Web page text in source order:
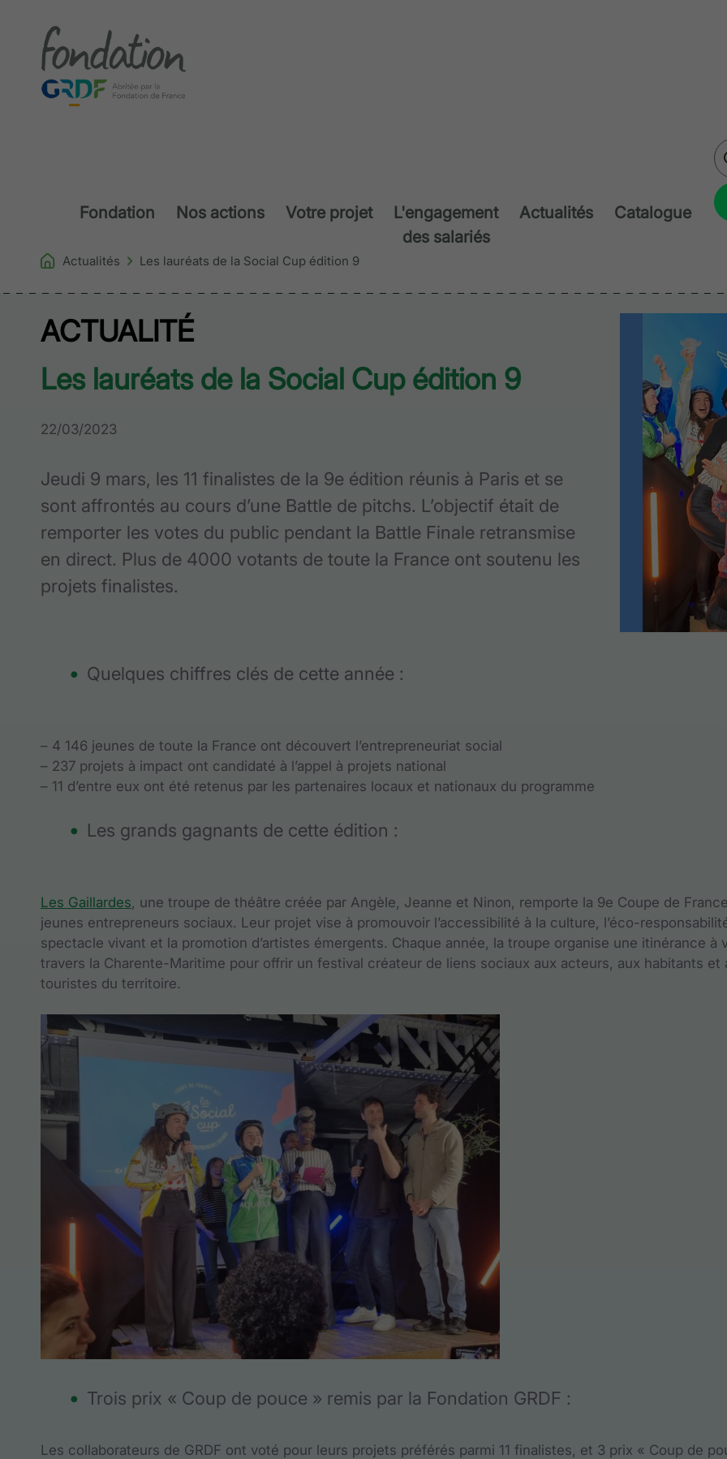
Fondation Nos actions Votre projet
L'engagement
des salariés
Actualités Catalogue
Actualités Les lauréats de la Social Cup édition 9
ACTUALITÉ
Les lauréats de la Social Cup édition 9
22/03/2023
Jeudi 9 mars, les 11 finalistes de la 9e édition réunis à Paris et se
sont affrontés au cours d’une Battle de pitchs. L’objectif était de
remporter les votes du public pendant la Battle Finale retransmise
en direct. Plus de 4000 votants de toute la France ont soutenu les
projets finalistes.
Quelques chiffres clés de cette année :
– 4 146 jeunes de toute la France ont découvert l’entrepreneuriat social
– 237 projets à impact ont candidaté à l’appel à projets national
– 11 d’entre eux ont été retenus par les partenaires locaux et nationaux du programme
Les grands gagnants de cette édition :
Les Gaillardes , une troupe de théâtre créée par Angèle, Jeanne et Ninon, remporte la 9e Coupe de
jeunes entrepreneurs sociaux. Leur projet vise à promouvoir l’accessibilité à la culture, l’éco-
spectacle vivant et la promotion d’artistes émergents. Chaque année, la troupe organise une itinérance à
travers la Charente-Maritime pour offrir un festival créateur de liens sociaux aux acteurs, aux habitants et
touristes du territoire.
Trois prix « Coup de pouce » remis par la Fondation GRDF :
Les collaborateurs de GRDF ont voté pour leurs projets préférés parmi 11 finalistes, et 3 prix « Coup de